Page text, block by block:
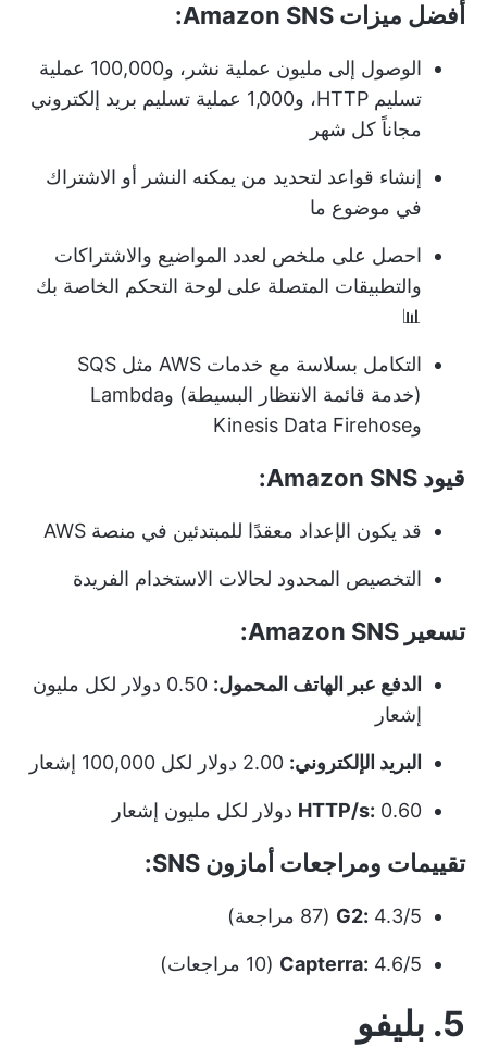
أفضل ميزات Amazon SNS:
الوصول إلى مليون عملية نشر، و100,000 عملية
تسليم HTTP، و1,000 عملية تسليم بريد إلكتروني
مجاناً كل شهر
إنشاء قواعد لتحديد من يمكنه النشر أو الاشتراك
في موضوع ما
احصل على ملخص لعدد المواضيع والاشتراكات
والتطبيقات المتصلة على لوحة التحكم الخاصة بك
📊
التكامل بسلاسة مع خدمات AWS مثل SQS
(خدمة قائمة الانتظار البسيطة) وLambda
وKinesis Data Firehose
قيود Amazon SNS:
قد يكون الإعداد معقدًا للمبتدئين في منصة AWS
التخصيص المحدود لحالات الاستخدام الفريدة
تسعير Amazon SNS:
الدفع عبر الهاتف المحمول:
0.50 دولار لكل مليون
إشعار
البريد الإلكتروني:
HTTP/s: 0.60 دولار لكل مليون إشعار
تقييمات ومراجعات أمازون SNS:
G2: 4.3/5 (87 مراجعة)
Capterra: 4.6/5 (10 مراجعات)
5. بليفو